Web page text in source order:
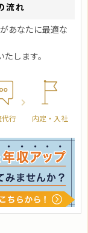
流れ
あなたに最適な
します。
行 内定・入社